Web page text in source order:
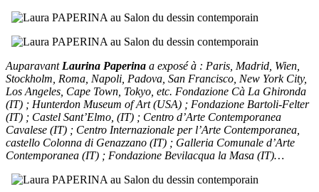
Auparavant Laurina Paperina a exposé à : Paris, Madrid, Wien,
Stockholm, Roma, Napoli, Padova, San Francisco, New York City,
Los Angeles, Cape Town, Tokyo, etc. Fondazione Cà La Ghironda
(IT) ; Hunterdon Museum of Art (USA) ; Fondazione Bartoli-Felter
(IT) ; Castel Sant’Elmo, (IT) ; Centro d’Arte Contemporanea
Cavalese (IT) ; Centro Internazionale per l’Arte Contemporanea,
castello Colonna di Genazzano (IT) ; Galleria Comunale d’Arte
Contemporanea (IT) ; Fondazione Bevilacqua la Masa (IT)…